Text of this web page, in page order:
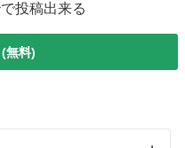
投稿出来る
無料)